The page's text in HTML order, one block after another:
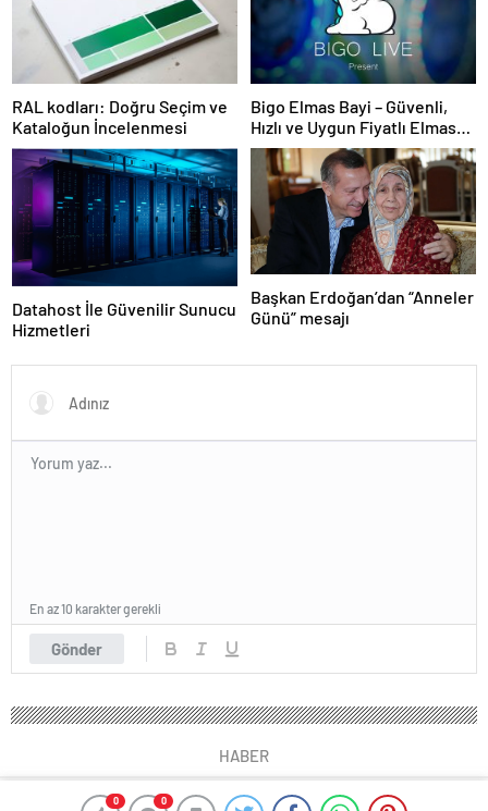
0 0
RAL kodları: Doğru Seçim ve
Kataloğun İncelenmesi
Bigo Elmas Bayi – Güvenli,
Hızlı ve Uygun Fiyatlı Elmas
Satın Almanın Yeni Adresi
Datahost İle Güvenilir Sunucu
Hizmetleri
Başkan Erdoğan’dan “Anneler
Günü” mesajı
Gönder
En az 10 karakter gerekli
HABER